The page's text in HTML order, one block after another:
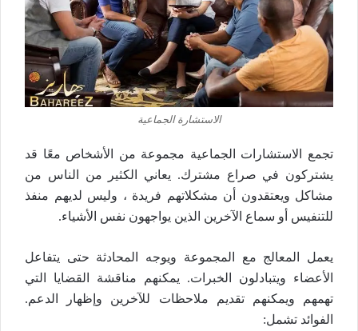
الاستشارة الجماعية
تجمع الاستشارات الجماعية مجموعة من الأشخاص معًا قد
يشتركون في صراع مشترك. يعاني الكثير من الناس من
مشاكل ويعتقدون أن مشكلاتهم فريدة ، وليس لديهم منفذ
للتنفيس أو سماع الآخرين الذين يواجهون نفس الأشياء.
يعمل المعالج مع المجموعة ويوجه المحادثة حتى يتفاعل
الأعضاء ويتبادلون الخبرات. يمكنهم مناقشة القضايا التي
تهمهم ويمكنهم تقديم ملاحظات للآخرين وإظهار الدعم.
الفوائد تشمل: